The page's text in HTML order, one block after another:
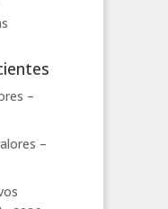
–
–